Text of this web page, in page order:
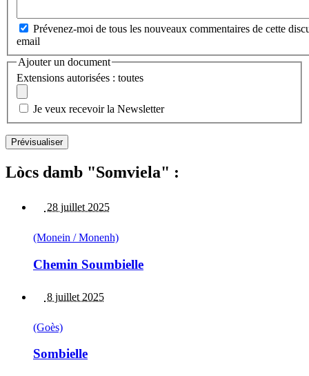
Prévenez-moi de tous les nouveaux commentaires de cette
email
Ajouter un document
Extensions autorisées : toutes
Je veux recevoir la Newsletter
Lòcs damb "Somviela" :
28 juillet 2025
(Monein / Monenh)
Chemin Soumbielle
8 juillet 2025
(Goès)
Sombielle